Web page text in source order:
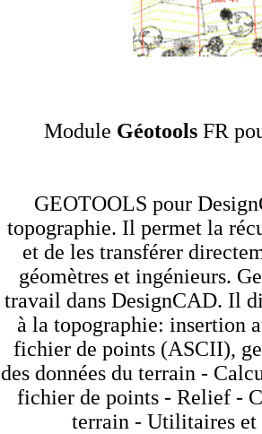
Module Géotools FR
GEOTOOLS pour
topographie. Il permet la
et de les transférer
géomètres et ingénieurs.
travail dans DesignCAD. Il
à la topographie: insertion
fichier de points (ASCII),
des données du terrain -
fichier de points - Relief -
terrain - Utilitaires et